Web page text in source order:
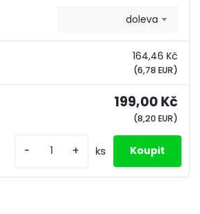
doleva
164,46 Kč
(6,78 EUR)
199,00 Kč
(8,20 EUR)
- + ks